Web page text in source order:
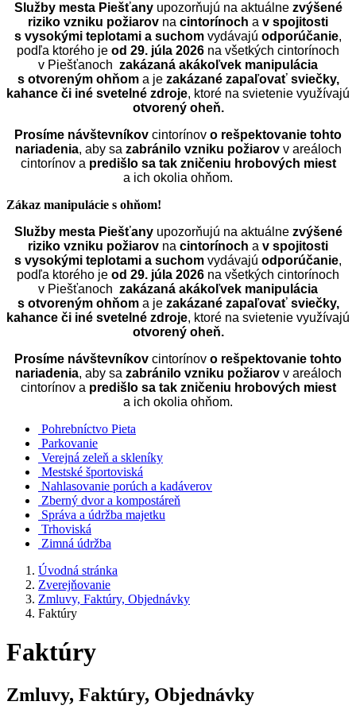
Služby mesta Piešťanyupozorňujú na aktuálne zvýšené
riziko vzniku požiarov na cintorínoch a v spojitosti
s vysokými teplotami a suchom vydávajú odporúčanie,
podľa ktorého je od 29. júla 2026 na všetkých cintorínoch
v Piešťanoch zakázaná akákoľvek manipulácia
s otvoreným ohňoma je zakázané zapaľovať sviečky,
kahance či iné svetelné zdroje, ktoré na svietenie využívajú
otvorený oheň.
Prosíme návštevníkov cintorínov o rešpektovanie tohto
nariadenia, aby sa zabránilo vzniku požiarovv areáloch
cintorínov a predišlo sa tak zničeniu hrobových miest
a ich okolia ohňom.
Zákaz manipulácie s ohňom!
Služby mesta Piešťanyupozorňujú na aktuálne zvýšené
riziko vzniku požiarov na cintorínoch a v spojitosti
s vysokými teplotami a suchom vydávajú odporúčanie,
podľa ktorého je od 29. júla 2026 na všetkých cintorínoch
v Piešťanoch zakázaná akákoľvek manipulácia
s otvoreným ohňoma je zakázané zapaľovať sviečky,
kahance či iné svetelné zdroje, ktoré na svietenie využívajú
otvorený oheň.
Prosíme návštevníkov cintorínov o rešpektovanie tohto
nariadenia, aby sa zabránilo vzniku požiarovv areáloch
cintorínov a predišlo sa tak zničeniu hrobových miest
a ich okolia ohňom.
Pohrebníctvo Pieta
Parkovanie
Verejná zeleň a skleníky
Mestské športoviská
Nahlasovanie porúch a kadáverov
Zberný dvor a kompostáreň
Správa a údržba majetku
Trhoviská
Zimná údržba
Úvodná stránka
Zverejňovanie
Zmluvy, Faktúry, Objednávky
Faktúry
Faktúry
Zmluvy, Faktúry, Objednávky